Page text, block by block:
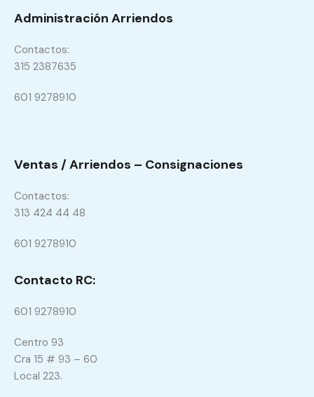
Administración Arriendos
Contactos:
315 2387635
601 9278910
Ventas / Arriendos – Consignaciones
Contactos:
313 424 44 48
601 9278910
Contacto RC:
601 9278910
Centro 93
Cra 15 # 93 – 60
Local 223.